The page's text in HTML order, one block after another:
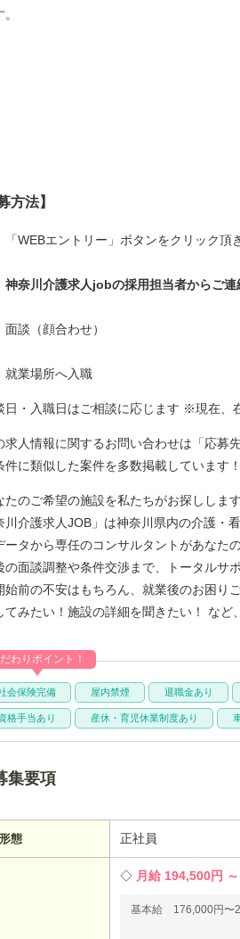
方法】
「WEBエントリー」ボタンをクリック
神奈川介護求人jobの採用担当者からご
面談（顔合わせ）
就業場所へ入職
・入職日はご相談に応じます ※現在、
人情報に関するお問い合わせは「応募
件に類似した案件を多数掲載しています！
のご希望の施設を私たちがお探しします
川介護求人JOB」は神奈川県内の介護
ータから専任のコンサルタントがあなた
の面談調整や条件交渉まで、トータルサ
始前の不安はもちろん、就業後のお困り
てみたい！施設の詳細を聞きたい！ など
会保険完備 屋内禁煙 退職金あり
格手当あり 産休・育児休業制度あり
わりポイント！
集要項
態 正社員
月給 194,500円
基本給 176,000円〜